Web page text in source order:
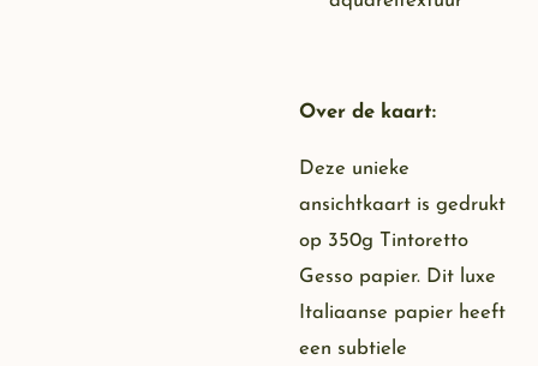
Over de kaart:
Deze unieke
ansichtkaart is gedrukt
op 350g Tintoretto
Gesso papier. Dit luxe
Italiaanse papier heeft
een subtiele